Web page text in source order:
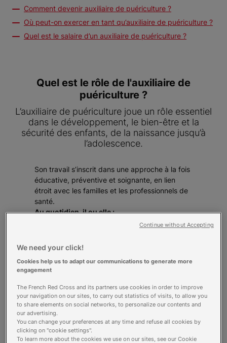
Comment devenir auxiliaire de puériculture ?
Où peut-on exercer en tant qu’auxiliaire de puériculture ?
Quel est le salaire d’un auxiliaire de puériculture ?
Quel est le rôle de l'auxiliaire de
puériculture ?
L’auxiliaire de puériculture joue un rôle essentiel
dans le développement, le bien-être et la
sécurité des enfants, de la naissance jusqu’à
l’adolescence.
Son travail s’inscrit dans une approche à la fois
éducative, préventive et soignante, en lien
étroit avec les familles et les professionnels de
santé.
Au quotidien, il ou elle :
Assure l’hygiène, le confort et l’alimentation
âge, à leur état de santé et à leur autonomie
: toilette, change, habillage, repas…
Anime des activités d’éveil, motrices,
activement au développement
psychomoteur et social des plus jeunes.
Crée un cadre affectif rassurant, propice à
l’épanouissement de l’enfant, tout en
respectant sa place dans la cellule familiale.
We need your click!
Cookies help us to adapt our communications to generate more
engagement
The French Red Cross and its partners use cookies in order to improve
your navigation on our sites, to carry out statistics of visits, to allow you
to share elements on social networks, to personalize our contents and
our advertising.
You can change your preferences at any time and refuse all cookies by
clicking on "cookie settings".
To learn more about the cookies we use on our sites, see our Cookie
Continue without Accepting